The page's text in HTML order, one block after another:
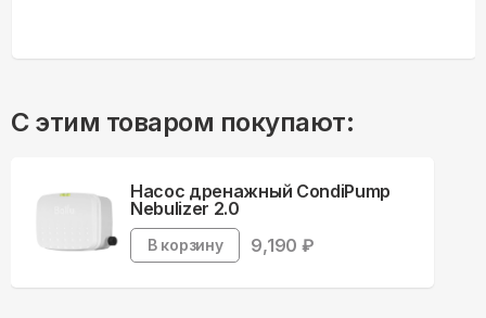
С этим товаром покупают:
Насос дренажный CondiPump
Nebulizer 2.0
В корзину 9,190 ₽